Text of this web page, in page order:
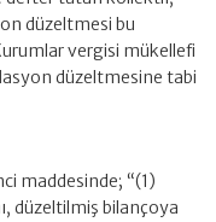
düzeltmesi bu
vergisi mükellefi
düzeltmesine tabi
maddesinde; “(1)
düzeltilmiş bilançoya